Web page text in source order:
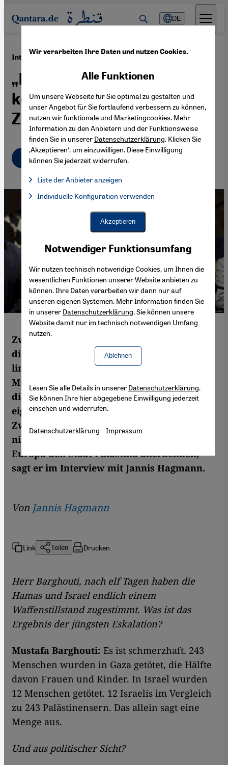
Direkt zum Inhalt springen
DE
Interview mit Mustafa Barghouti 22.05.2021
„Deutschland und Europa
können die
Zweistaatenlösung retten“
Deutsch English عربي
Zwischen Israel und der Hamas schweigen
die Waffen wieder. Nach Ansicht des
linksliberalen palästinensischen Politikers
Mustafa Barghouti hat der jüngste Konflikt
die Palästinenser in ihrem Kampf für einen
eigenen Staat vereint. Um die
Zweistaatenlösung zu unterstützen, sollte
nicht nur Deutschland, sondern ganz
Europa den Staat Palästina anerkennen,
sagt er im Interview mit Jannis Hagmann.
Von Jannis Hagmann
Link Teilen Drucken
Herr Barghouti, nach elf Tagen haben die
Hamas und Israel endlich einem
Waffenstillstand zugestimmt. Was ist das
Ergebnis der jüngsten Eskalation?
Mustafa Barghouti: Es ist schmerzhaft. 243
Menschen wurden in Gaza getötet, die Hälfte
davon Frauen und Kinder. In Israel wurden
12 Menschen getötet. 12 Israelis im Vergleich
zu 243 Palästinensern. Das allein sagt eine
Menge aus.
Und aus politischer Sicht?
Wir verarbeiten Ihre Daten und nutzen Cookies.
Notwendiger Funktionsumfang
Wir nutzen technisch notwendige Cookies, um Ihnen die
wesentlichen Funktionen unserer Website anbieten zu
können. Ihre Daten verarbeiten wir dann nur auf
unseren eigenen Systemen. Mehr Information finden Sie
in unserer Datenschutzerklärung. Sie können unsere
Website damit nur im technisch notwendigen Umfang
nutzen.
Ablehnen
Alle Funktionen
Um unsere Webseite für Sie optimal zu gestalten und
unser Angebot für Sie fortlaufend verbessern zu können,
nutzen wir funktionale und Marketingcookies. Mehr
Information zu den Anbietern und der Funktionsweise
finden Sie in unserer Datenschutzerklärung. Klicken Sie
‚Akzeptieren‘, um einzuwilligen. Diese Einwilligung
können Sie jederzeit widerrufen.
Liste der Anbieter anzeigen
Facebook Embed / Facebook Connect, Google Maps Embed,
Facebook Embed / Facebook Connect
Google Maps Embed
Individuelle Konfiguration verwenden
Akzeptieren
Lesen Sie alle Details in unserer Datenschutzerklärung.
Sie können Ihre hier abgegebene Einwilligung jederzeit
einsehen und widerrufen.
Datenschutzerklärung Impressum